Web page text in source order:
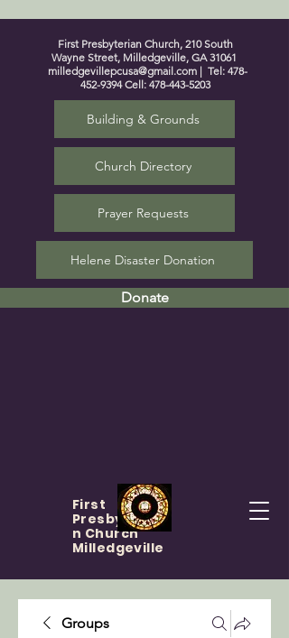
First Presbyterian Church, 210 South
Wayne Street, Milledgeville, GA 31061
milledgevillepcusa@gmail.com | Tel: 478-
452-9394Cell: 478-443-5203
Building & Grounds
Church Directory
Prayer Requests
Helene Disaster Donation
Donate
First
Presbyteria
n Church
Milledgeville
Groups